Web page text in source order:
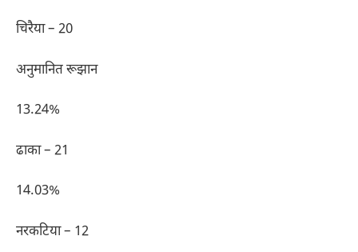
चिरैया – 20
अनुमानित रूझान
13.24%
ढाका – 21
14.03%
नरकटिया – 12